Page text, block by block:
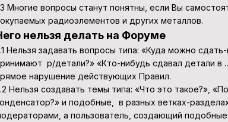
Многие вопросы станут понятны, если Вы
радиоэлементов и других металлов.
нельзя делать на Форуме
Нельзя задавать вопросы типа: «Куда можно
р/детали?» «Кто-нибудь сдавал детали в
нарушение действующих Правил.
Нельзя создавать темы типа: «Что это такое?»,
и подобные, в разных ветках-
а пользователь, создающий